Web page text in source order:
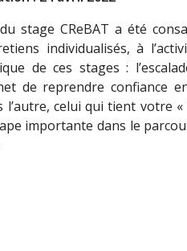
stage CReBAT a été
individualisés, à
de ces stages :
de reprendre confiance
l’autre, celui qui tient votre «
importante dans le